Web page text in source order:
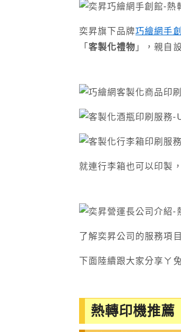
奕昇旗下品牌巧繪網手
「客製化禮物 」，親自
就連行李箱也可以印製
了解奕昇公司的服務項
下面陸續跟大家分享ㄚ
熱轉印機推薦